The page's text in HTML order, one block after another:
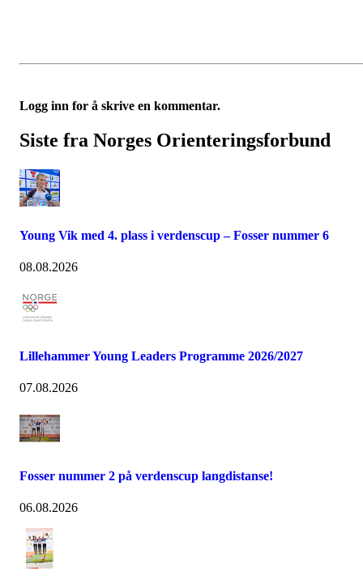
Logg inn for å skrive en kommentar.
Siste fra Norges Orienteringsforbund
Young Vik med 4. plass i verdenscup – Fosser nummer 6
08.08.2026
Lillehammer Young Leaders Programme 2026/2027
07.08.2026
Fosser nummer 2 på verdenscup langdistanse!
06.08.2026